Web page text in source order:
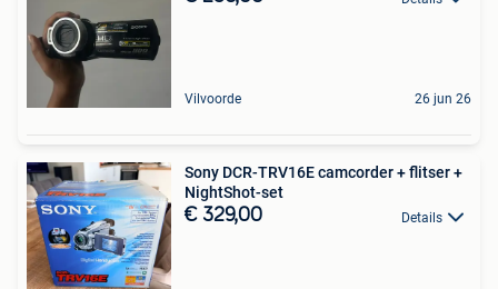
Vilvoorde 26 jun 26
Sony DCR-TRV16E camcorder + flitser +
NightShot-set
€ 329,00 Details